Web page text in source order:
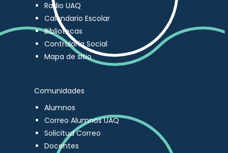
Radio UAQ
Calendario Escolar
Bibliotecas
Contraloría Social
Mapa de sitio
Comunidades
Alumnos
Correo Alumnos UAQ
Solicitud Correo
Docentes